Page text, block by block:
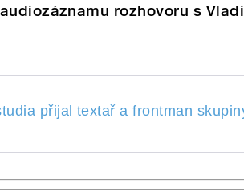
rozhovoru s
přijal textař a frontman
Tomáš Belko. Společně